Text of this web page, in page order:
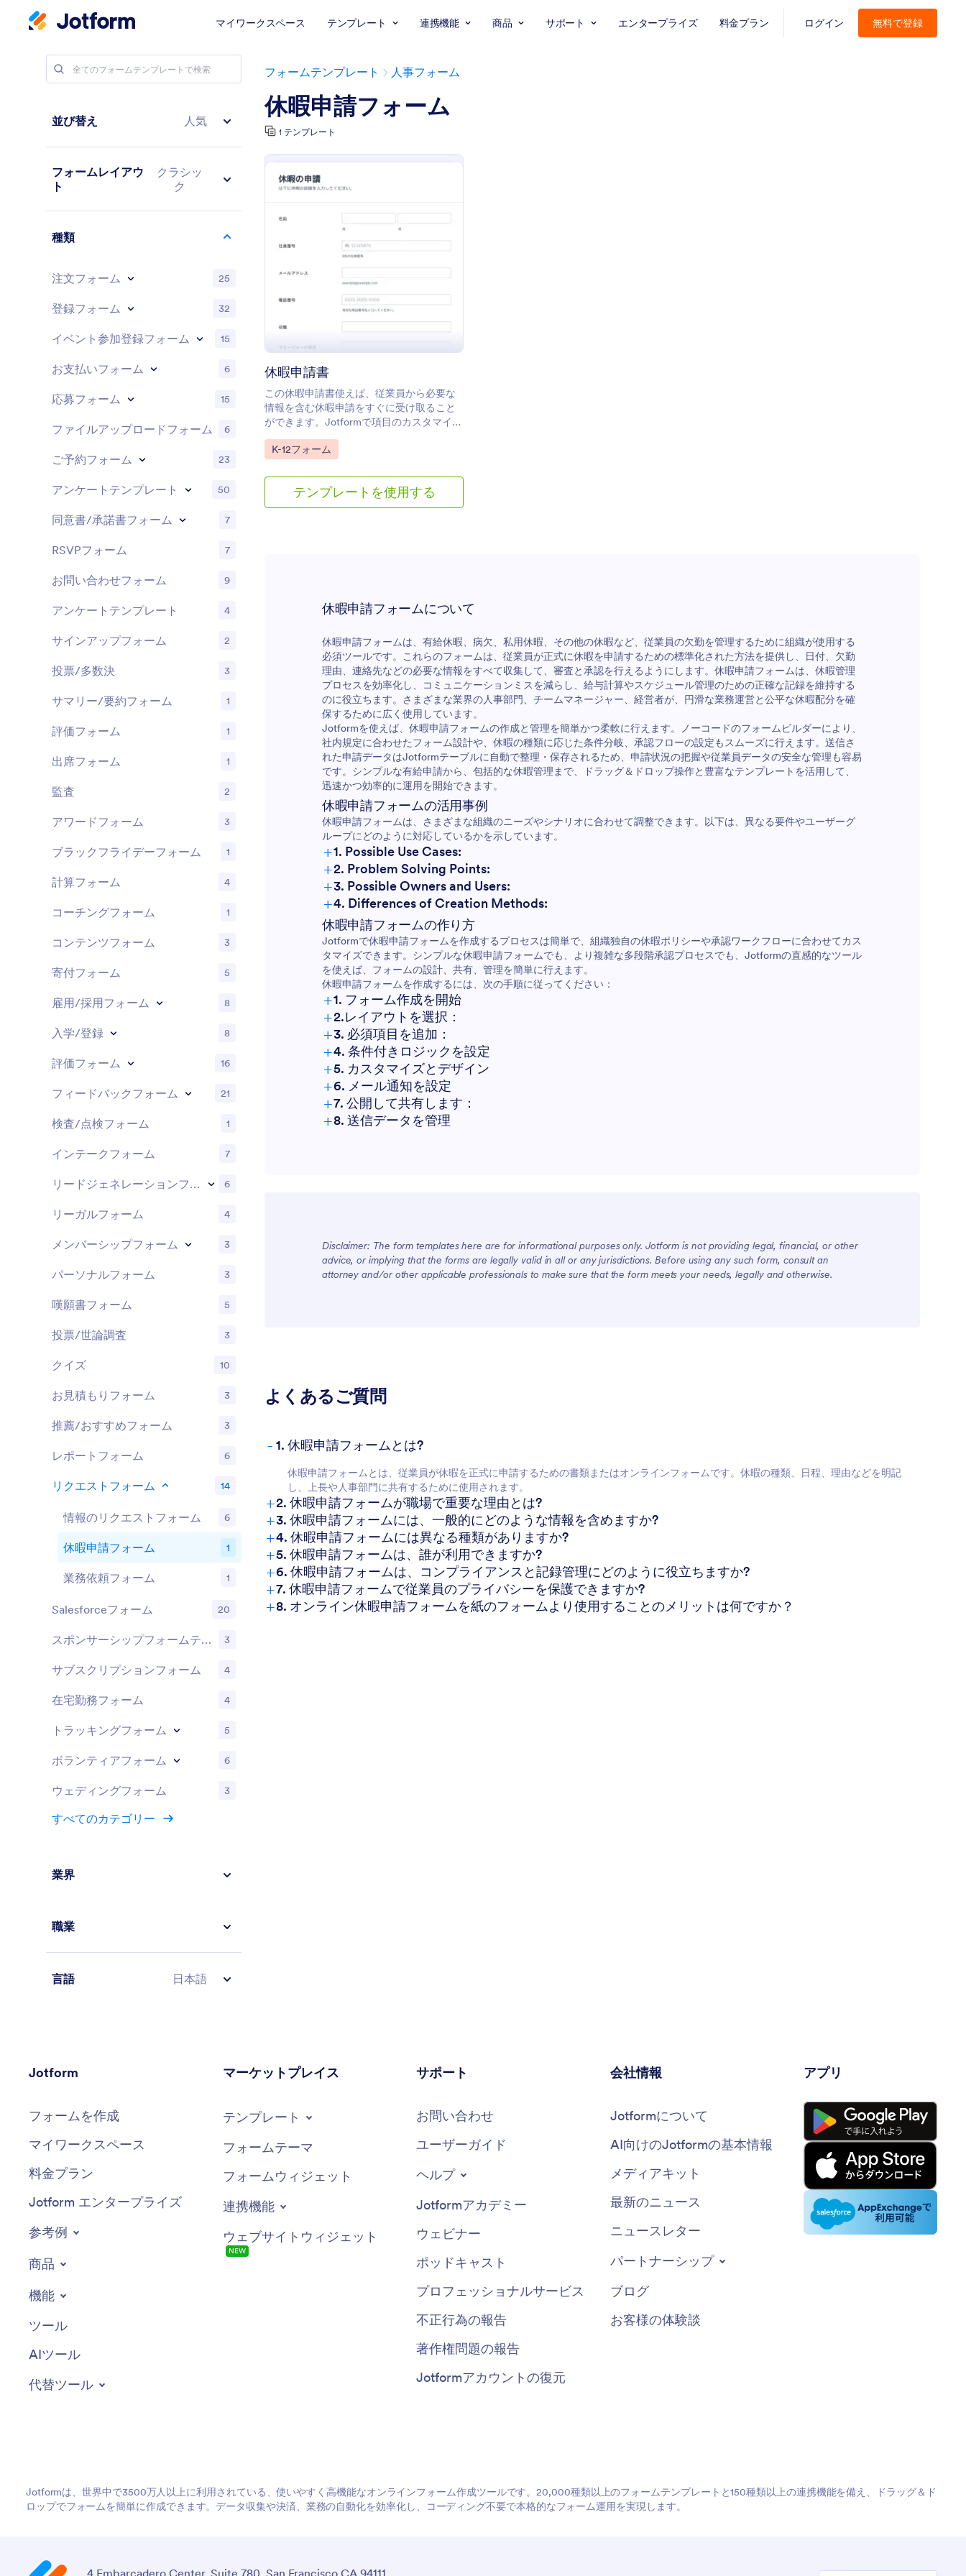
マイワークスペース テンプレート 連携機能 商品 サポート エンタープライズ 料金プラン ログイン 無料で登録
フォームテンプレート 人事フォーム
休暇申請フォーム
1 テンプレート
: 休暇申請書
休暇申請書
この休暇申請書使えば、従業員から必要な
情報を含む休暇申請をすぐに受け取ること
ができます。Jotformで項目のカスタマイズ
も可能です。
Go to Category:
K-12フォーム
テンプレートを使用する
休暇申請フォームについて
休暇申請フォームは、有給休暇、病欠、私用休暇、その他の休暇など、従業員の欠勤を管理するために組織が使用する
必須ツールです。これらのフォームは、従業員が正式に休暇を申請するための標準化された方法を提供し、日付、欠勤
理由、連絡先などの必要な情報をすべて収集して、審査と承認を行えるようにします。休暇申請フォームは、休暇管理
プロセスを効率化し、コミュニケーションミスを減らし、給与計算やスケジュール管理のための正確な記録を維持する
のに役立ちます。さまざまな業界の人事部門、チームマネージャー、経営者が、円滑な業務運営と公平な休暇配分を確
保するために広く使用しています。
Jotformを使えば、休暇申請フォームの作成と管理を簡単かつ柔軟に行えます。ノーコードのフォームビルダーにより、
社内規定に合わせたフォーム設計や、休暇の種類に応じた条件分岐、承認フローの設定もスムーズに行えます。送信さ
れた申請データはJotformテーブルに自動で整理・保存されるため、申請状況の把握や従業員データの安全な管理も容易
です。シンプルな有給申請から、包括的な休暇管理まで、ドラッグ＆ドロップ操作と豊富なテンプレートを活用して、
迅速かつ効率的に運用を開始できます。
休暇申請フォームの活用事例
休暇申請フォームは、さまざまな組織のニーズやシナリオに合わせて調整できます。以下は、異なる要件やユーザーグ
ループにどのように対応しているかを示しています。
+1. Possible Use Cases:
+2. Problem Solving Points:
+3. Possible Owners and Users:
+4. Differences of Creation Methods:
休暇申請フォームの作り方
Jotformで休暇申請フォームを作成するプロセスは簡単で、組織独自の休暇ポリシーや承認ワークフローに合わせてカス
タマイズできます。シンプルな休暇申請フォームでも、より複雑な多段階承認プロセスでも、Jotformの直感的なツール
を使えば、フォームの設計、共有、管理を簡単に行えます。
休暇申請フォームを作成するには、次の手順に従ってください：
+1. フォーム作成を開始
+2.レイアウトを選択：
+3. 必須項目を追加：
+4. 条件付きロジックを設定
+5. カスタマイズとデザイン
+6. メール通知を設定
+7. 公開して共有します：
+8. 送信データを管理
Disclaimer: The form templates here are for informational purposes only. Jotform is not providing legal, financial, or other
advice, or implying that the forms are legally valid in all or any jurisdictions. Before using any such form, consult an
attorney and/or other applicable professionals to make sure that the form meets your needs, legally and otherwise.
よくあるご質問
- 1. 休暇申請フォームとは?
休暇申請フォームとは、従業員が休暇を正式に申請するための書類またはオンラインフォームです。休暇の種類、日程、理由などを明記
し、上長や人事部門に共有するために使用されます。
+2. 休暇申請フォームが職場で重要な理由とは?
+3. 休暇申請フォームには、一般的にどのような情報を含めますか?
+4. 休暇申請フォームには異なる種類がありますか?
+5. 休暇申請フォームは、誰が利用できますか?
+6. 休暇申請フォームは、コンプライアンスと記録管理にどのように役立ちますか?
+7. 休暇申請フォームで従業員のプライバシーを保護できますか?
+8. オンライン休暇申請フォームを紙のフォームより使用することのメリットは何ですか？
並び替え 人気
フォームレイアウ
ト
クラシッ
ク
種類
注文フォーム 25
登録フォーム 32
イベント参加登録フォーム 15
お支払いフォーム 6
応募フォーム 15
ファイルアップロードフォーム 6
ご予約フォーム 23
アンケートテンプレート 50
同意書/承諾書フォーム 7
RSVPフォーム 7
お問い合わせフォーム 9
アンケートテンプレート 4
サインアップフォーム 2
投票/多数決 3
サマリー/要約フォーム 1
評価フォーム 1
出席フォーム 1
監査 2
アワードフォーム 3
ブラックフライデーフォーム 1
計算フォーム 4
コーチングフォーム 1
コンテンツフォーム 3
寄付フォーム 5
雇用/採用フォーム 8
入学/登録 8
評価フォーム 16
フィードバックフォーム 21
検査/点検フォーム 1
インテークフォーム 7
リードジェネレーションフォーム 6
リーガルフォーム 4
メンバーシップフォーム 3
パーソナルフォーム 3
嘆願書フォーム 5
投票/世論調査 3
クイズ 10
お見積もりフォーム 3
推薦/おすすめフォーム 3
レポートフォーム 6
リクエストフォーム 14
情報のリクエストフォーム 6
休暇申請フォーム 1
業務依頼フォーム 1
Salesforceフォーム 20
スポンサーシップフォームテンプレート 3
サブスクリプションフォーム 4
在宅勤務フォーム 4
トラッキングフォーム 5
ボランティアフォーム 6
ウェディングフォーム 3
すべてのカテゴリー
業界
職業
言語 日本語
Jotform
フォームを作成
マイワークスペース
料金プラン
Jotform エンタープライズ
参考例
商品
機能
ツール
AIツール
代替ツール
マーケットプレイス
テンプレート
フォームテーマ
フォームウィジェット
連携機能
ウェブサイトウィジェット
NEW
サポート
お問い合わせ
ユーザーガイド
ヘルプ
Jotformアカデミー
ウェビナー
ポッドキャスト
プロフェッショナルサービス
不正行為の報告
著作権問題の報告
Jotformアカウントの復元
会社情報
Jotformについて
AI向けのJotformの基本情報
メディアキット
最新のニュース
ニュースレター
パートナーシップ
ブログ
お客様の体験談
アプリ
Jotformは、世界中で3500万人以上に利用されている、使いやすく高機能なオンラインフォーム作成ツールです。20,000種類以上のフォームテンプレートと150種類以上の連携機能を備え、ドラッグ＆ド
ロップでフォームを簡単に作成できます。データ収集や決済、業務の自動化を効率化し、コーディング不要で本格的なフォーム運用を実現します。
4 Embarcadero Center, Suite 780, San Francisco CA 94111